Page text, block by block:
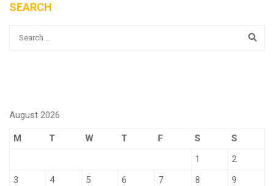
SEARCH
August 2026
M T W T F S
S
1
2
3
4 5 6 7 8
9